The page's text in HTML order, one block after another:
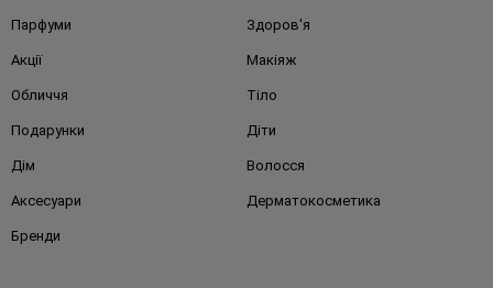
Парфуми Здоров'я
Акції Макіяж
Обличчя Тіло
Подарунки Діти
Дім Волосся
Аксесуари Дерматокосметика
Бренди